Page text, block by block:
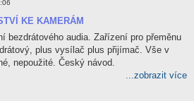
KE KAMERÁM
bezdrátového audia. Zařízení pro přeměnu
plus vysílač plus přijímač. Vše v
nepoužité. Český návod.
...zobrazit více